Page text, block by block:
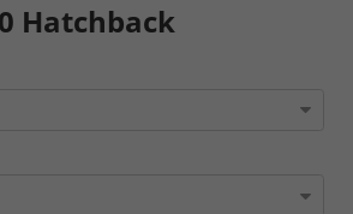
Hatchback